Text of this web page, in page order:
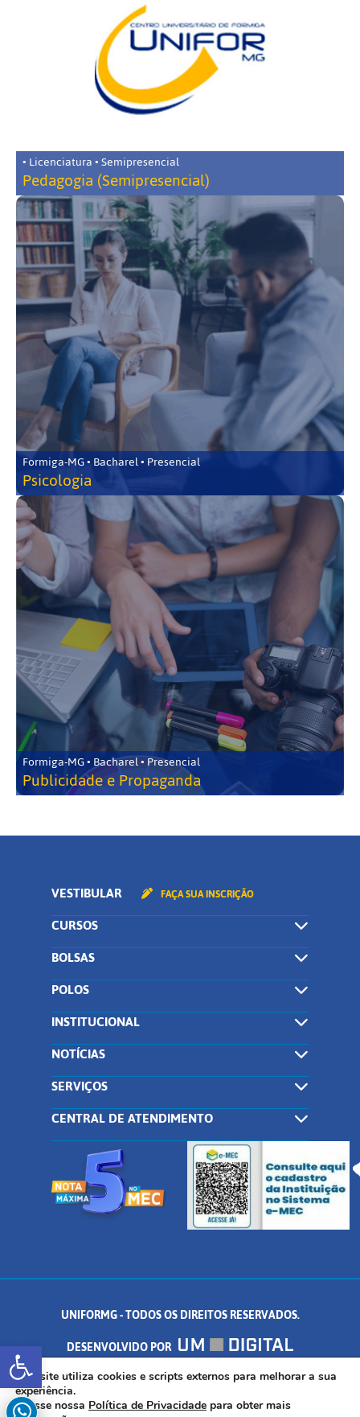
Abrir a barra de ferramentas
• Licenciatura • Semipresencial
Pedagogia (Semipresencial)
Formiga-MG • Bacharel • Presencial
Psicologia
Formiga-MG • Bacharel • Presencial
Publicidade e Propaganda
VESTIBULAR FAÇA SUA INSCRIÇÃO
CURSOS
BOLSAS
POLOS
INSTITUCIONAL
NOTÍCIAS
SERVIÇOS
CENTRAL DE ATENDIMENTO
UNIFORMG - TODOS OS DIREITOS RESERVADOS.
DESENVOLVIDO POR
AV. DR. ARNALDO DE SENNA, 328 - PALMEIRAS, FORMIGA/MG - CEP:
35.574.530
Este site utiliza cookies e scripts externos para melhorar a sua
experiência.
Acesse nossa Política de Privacidade para obter mais